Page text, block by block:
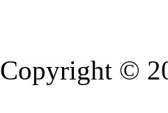
Copyright ©